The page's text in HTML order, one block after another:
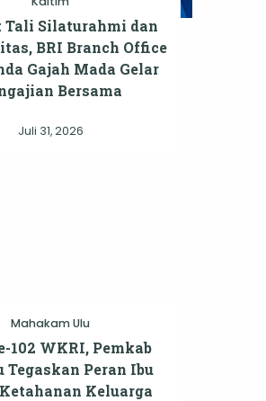
Tali Silaturahmi dan
BRI Branch Office
Gajah Mada Gelar
Bersama
Juli 31, 2026
Mahakam Ulu
102 WKRI, Pemkab
Tegaskan Peran Ibu
Keluarga